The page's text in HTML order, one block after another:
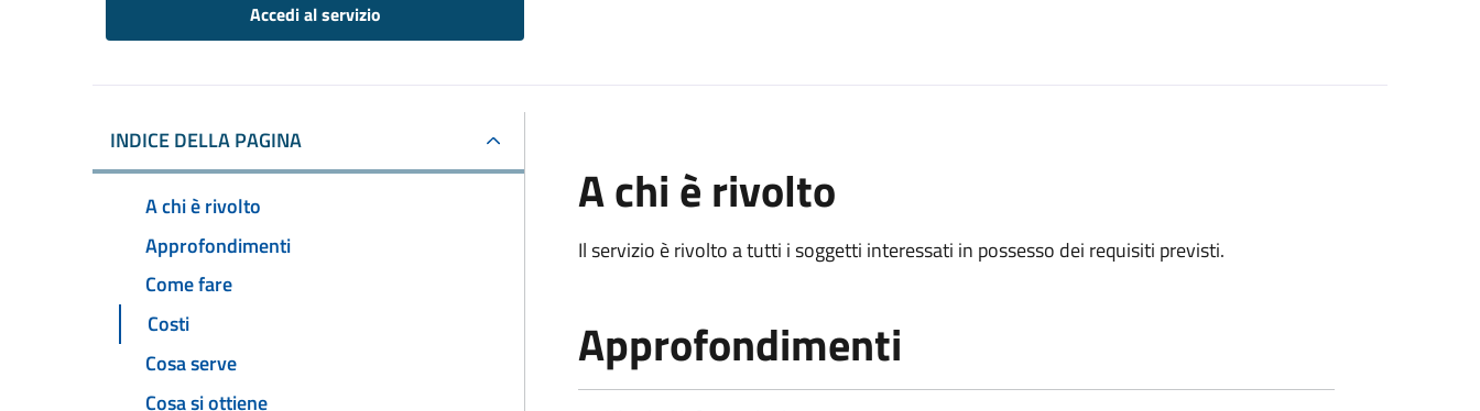
Accedi al servizio
INDICE DELLA PAGINA
A chi è rivolto
Approfondimenti
Come fare
Costi
Cosa serve
Cosa si ottiene
A chi è rivolto
Il servizio è rivolto a tutti i soggetti interessati in possesso dei requisiti previsti.
Approfondimenti